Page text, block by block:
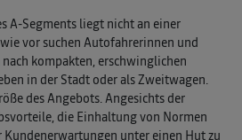
A-Segments liegt nicht an einer
vor suchen Autofahrerinnen und
kompakten, erschwinglichen
in der Stadt oder als Zweitwagen.
des Angebots. Angesichts der
die Einhaltung von Normen
unter einen Hut zu